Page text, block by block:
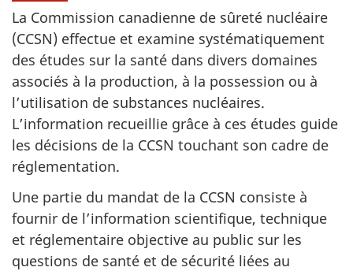
La Commission canadienne de sûreté nucléaire
(CCSN) effectue et examine systématiquement
des études sur la santé dans divers domaines
associés à la production, à la possession ou à
l’utilisation de substances nucléaires.
L’information recueillie grâce à ces études guide
les décisions de la CCSN touchant son cadre de
réglementation.
Une partie du mandat de la CCSN consiste à
fournir de l’information scientifique, technique
et réglementaire objective au public sur les
questions de santé et de sécurité liées au